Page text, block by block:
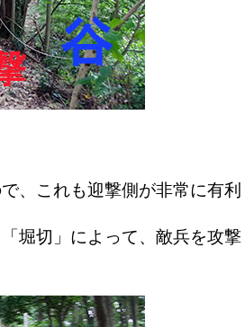
、これも迎撃側が非常に有利
堀切」によって、敵兵を攻撃